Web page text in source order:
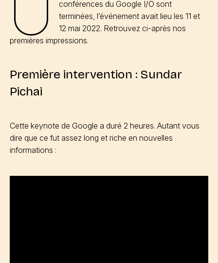
conférences du Google I/O sont
terminées, l’événement avait lieu les 11 et
12 mai 2022. Retrouvez ci-après nos
premières impressions.
Première intervention : Sundar
Pichai
Cette keynote de Google a duré 2 heures. Autant vous
dire que ce fut assez long et riche en nouvelles
informations :